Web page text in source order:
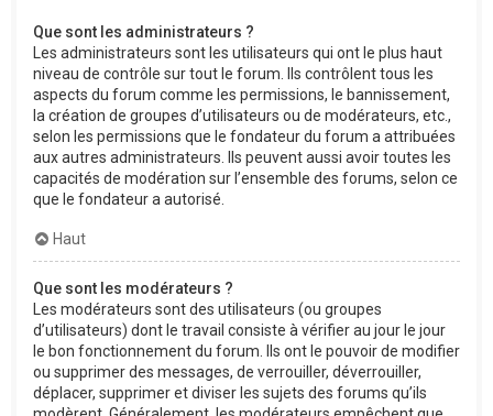
Que sont les administrateurs ?
Les administrateurs sont les utilisateurs qui ont le plus haut
niveau de contrôle sur tout le forum. Ils contrôlent tous les
aspects du forum comme les permissions, le bannissement,
la création de groupes d’utilisateurs ou de modérateurs, etc.,
selon les permissions que le fondateur du forum a attribuées
aux autres administrateurs. Ils peuvent aussi avoir toutes les
capacités de modération sur l’ensemble des forums, selon ce
que le fondateur a autorisé.
Haut
Que sont les modérateurs ?
Les modérateurs sont des utilisateurs (ou groupes
d’utilisateurs) dont le travail consiste à vérifier au jour le jour
le bon fonctionnement du forum. Ils ont le pouvoir de modifier
ou supprimer des messages, de verrouiller, déverrouiller,
déplacer, supprimer et diviser les sujets des forums qu’ils